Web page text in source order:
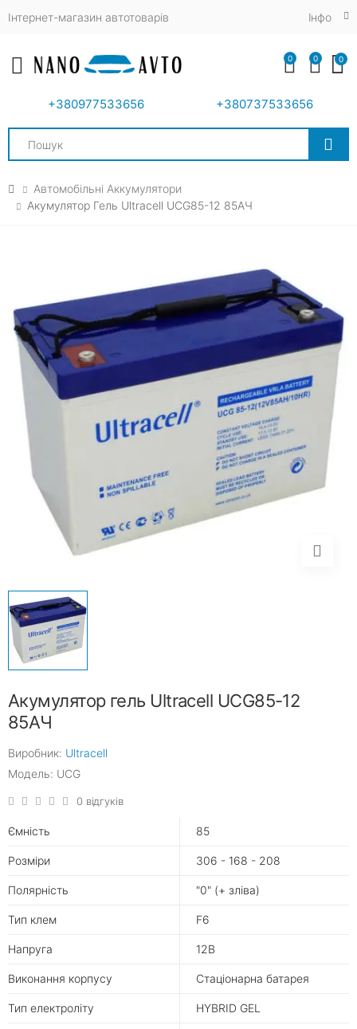
Інтернет-магазин автотоварів Iнфо
Toggle mobile menu
+380977533656 +380737533656
Search
0 0 0
Автомобільні Аккумулятори
Акумулятор Гель Ultracell UCG85-12 85АЧ
Акумулятор гель Ultracell UCG85-12
85АЧ
Виробник: Ultracell
Модель: UCG
0 відгуків
Ємність 85
Розміри 306 - 168 - 208
Полярність "0" (+ зліва)
Тип клем F6
Напруга 12В
Виконання корпусу Стаціонарна батарея
Тип електроліту HYBRID GEL